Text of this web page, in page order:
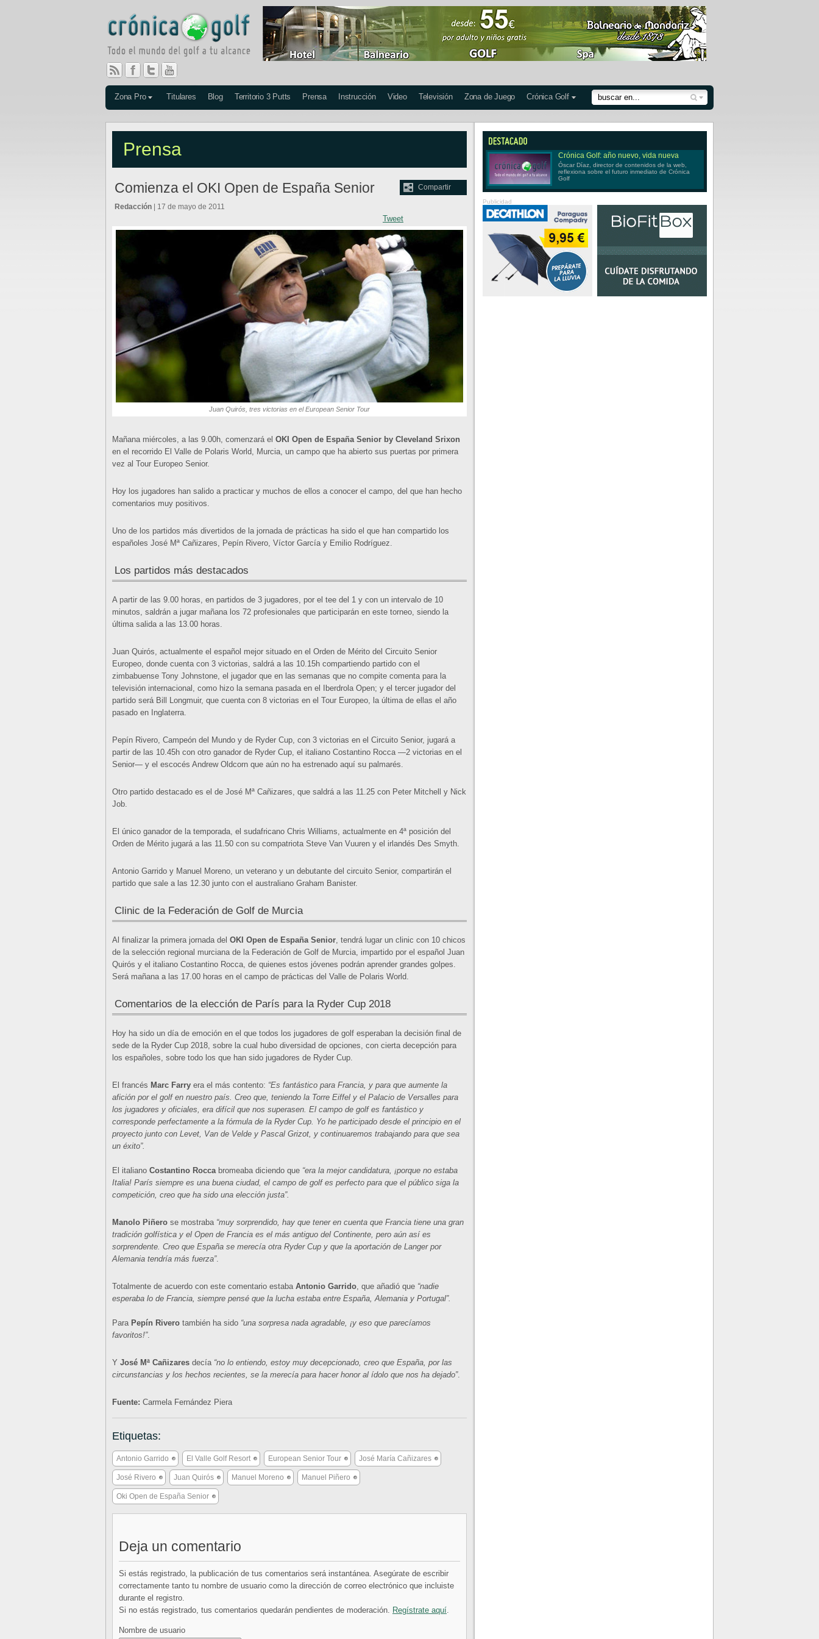
Zona Pro Titulares Blog Territorio 3 Putts Prensa Instrucción Video Televisión Zona de Juego Crónica Golf
Prensa
Compartir
Comienza el OKI Open de España Senior
Tweet
Redacción | 17 de mayo de 2011
Juan Quirós, tres victorias en el European Senior Tour
Mañana miércoles, a las 9.00h, comenzará el OKI Open de España Senior by Cleveland Srixon
en el recorrido El Valle de Polaris World, Murcia, un campo que ha abierto sus puertas por primera
vez al Tour Europeo Senior.
Hoy los jugadores han salido a practicar y muchos de ellos a conocer el campo, del que han hecho
comentarios muy positivos.
Uno de los partidos más divertidos de la jornada de prácticas ha sido el que han compartido los
españoles José Mª Cañizares, Pepín Rivero, Víctor García y Emilio Rodríguez.
Los partidos más destacados
A partir de las 9.00 horas, en partidos de 3 jugadores, por el tee del 1 y con un intervalo de 10
minutos, saldrán a jugar mañana los 72 profesionales que participarán en este torneo, siendo la
última salida a las 13.00 horas.
Juan Quirós, actualmente el español mejor situado en el Orden de Mérito del Circuito Senior
Europeo, donde cuenta con 3 victorias, saldrá a las 10.15h compartiendo partido con el
zimbabuense Tony Johnstone, el jugador que en las semanas que no compite comenta para la
televisión internacional, como hizo la semana pasada en el Iberdrola Open; y el tercer jugador del
partido será Bill Longmuir, que cuenta con 8 victorias en el Tour Europeo, la última de ellas el año
pasado en Inglaterra.
Pepín Rivero, Campeón del Mundo y de Ryder Cup, con 3 victorias en el Circuito Senior, jugará a
partir de las 10.45h con otro ganador de Ryder Cup, el italiano Costantino Rocca —2 victorias en el
Senior— y el escocés Andrew Oldcorn que aún no ha estrenado aquí su palmarés.
Otro partido destacado es el de José Mª Cañizares, que saldrá a las 11.25 con Peter Mitchell y Nick
Job.
El único ganador de la temporada, el sudafricano Chris Williams, actualmente en 4ª posición del
Orden de Mérito jugará a las 11.50 con su compatriota Steve Van Vuuren y el irlandés Des Smyth.
Antonio Garrido y Manuel Moreno, un veterano y un debutante del circuito Senior, compartirán el
partido que sale a las 12.30 junto con el australiano Graham Banister.
Clinic de la Federación de Golf de Murcia
Al finalizar la primera jornada del OKI Open de España Senior, tendrá lugar un clinic con 10 chicos
de la selección regional murciana de la Federación de Golf de Murcia, impartido por el español Juan
Quirós y el italiano Costantino Rocca, de quienes estos jóvenes podrán aprender grandes golpes.
Será mañana a las 17.00 horas en el campo de prácticas del Valle de Polaris World.
Comentarios de la elección de París para la Ryder Cup 2018
Hoy ha sido un día de emoción en el que todos los jugadores de golf esperaban la decisión final de
sede de la Ryder Cup 2018, sobre la cual hubo diversidad de opciones, con cierta decepción para
los españoles, sobre todo los que han sido jugadores de Ryder Cup.
El francés Marc Farry era el más contento: “Es fantástico para Francia, y para que aumente la
afición por el golf en nuestro país. Creo que, teniendo la Torre Eiffel y el Palacio de Versalles para
los jugadores y oficiales, era difícil que nos superasen. El campo de golf es fantástico y
corresponde perfectamente a la fórmula de la Ryder Cup. Yo he participado desde el principio en el
proyecto junto con Levet, Van de Velde y Pascal Grizot, y continuaremos trabajando para que sea
un éxito”.
El italiano Costantino Roccabromeaba diciendo que “era la mejor candidatura, ¡porque no estaba
Italia! París siempre es una buena ciudad, el campo de golf es perfecto para que el público siga la
competición, creo que ha sido una elección justa”.
Manolo Piñero se mostraba “muy sorprendido, hay que tener en cuenta que Francia tiene una gran
tradición golfística y el Open de Francia es el más antiguo del Continente, pero aún así es
sorprendente. Creo que España se merecía otra Ryder Cup y que la aportación de Langer por
Alemania tendría más fuerza”.
Totalmente de acuerdo con este comentario estaba Antonio Garrido, que añadió que “nadie
esperaba lo de Francia, siempre pensé que la lucha estaba entre España, Alemania y Portugal”.
Para Pepín Rivero también ha sido “una sorpresa nada agradable, ¡y eso que parecíamos
favoritos!”.
Y José Mª Cañizares decía “no lo entiendo, estoy muy decepcionado, creo que España, por las
circunstancias y los hechos recientes, se la merecía para hacer honor al ídolo que nos ha dejado”.
Fuente: Carmela Fernández Piera
Etiquetas:
Antonio Garrido El Valle Golf Resort European Senior Tour José María Cañizares
José Rivero Juan Quirós Manuel Moreno Manuel Piñero
Oki Open de España Senior
Deja un comentario
Si estás registrado, la publicación de tus comentarios será instantánea. Asegúrate de escribir
correctamente tanto tu nombre de usuario como la dirección de correo electrónico que incluiste
durante el registro.
Si no estás registrado, tus comentarios quedarán pendientes de moderación. Regístrate aquí.
Nombre de usuario
Crónica Golf: año nuevo, vida nueva
Óscar Díaz, director de contenidos de la web,
reflexiona sobre el futuro inmediato de Crónica
Golf
Publicidad